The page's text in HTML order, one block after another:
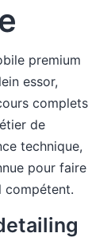
premium
essor,
complets
de
technique,
pour faire
compétent.